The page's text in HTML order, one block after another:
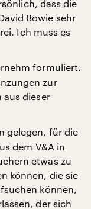
dass die
Bowie sehr
Ich muss es
formuliert.
zur
aus dieser
gelegen, für die
dem V&A in
etwas zu
können, die sie
können,
der sich